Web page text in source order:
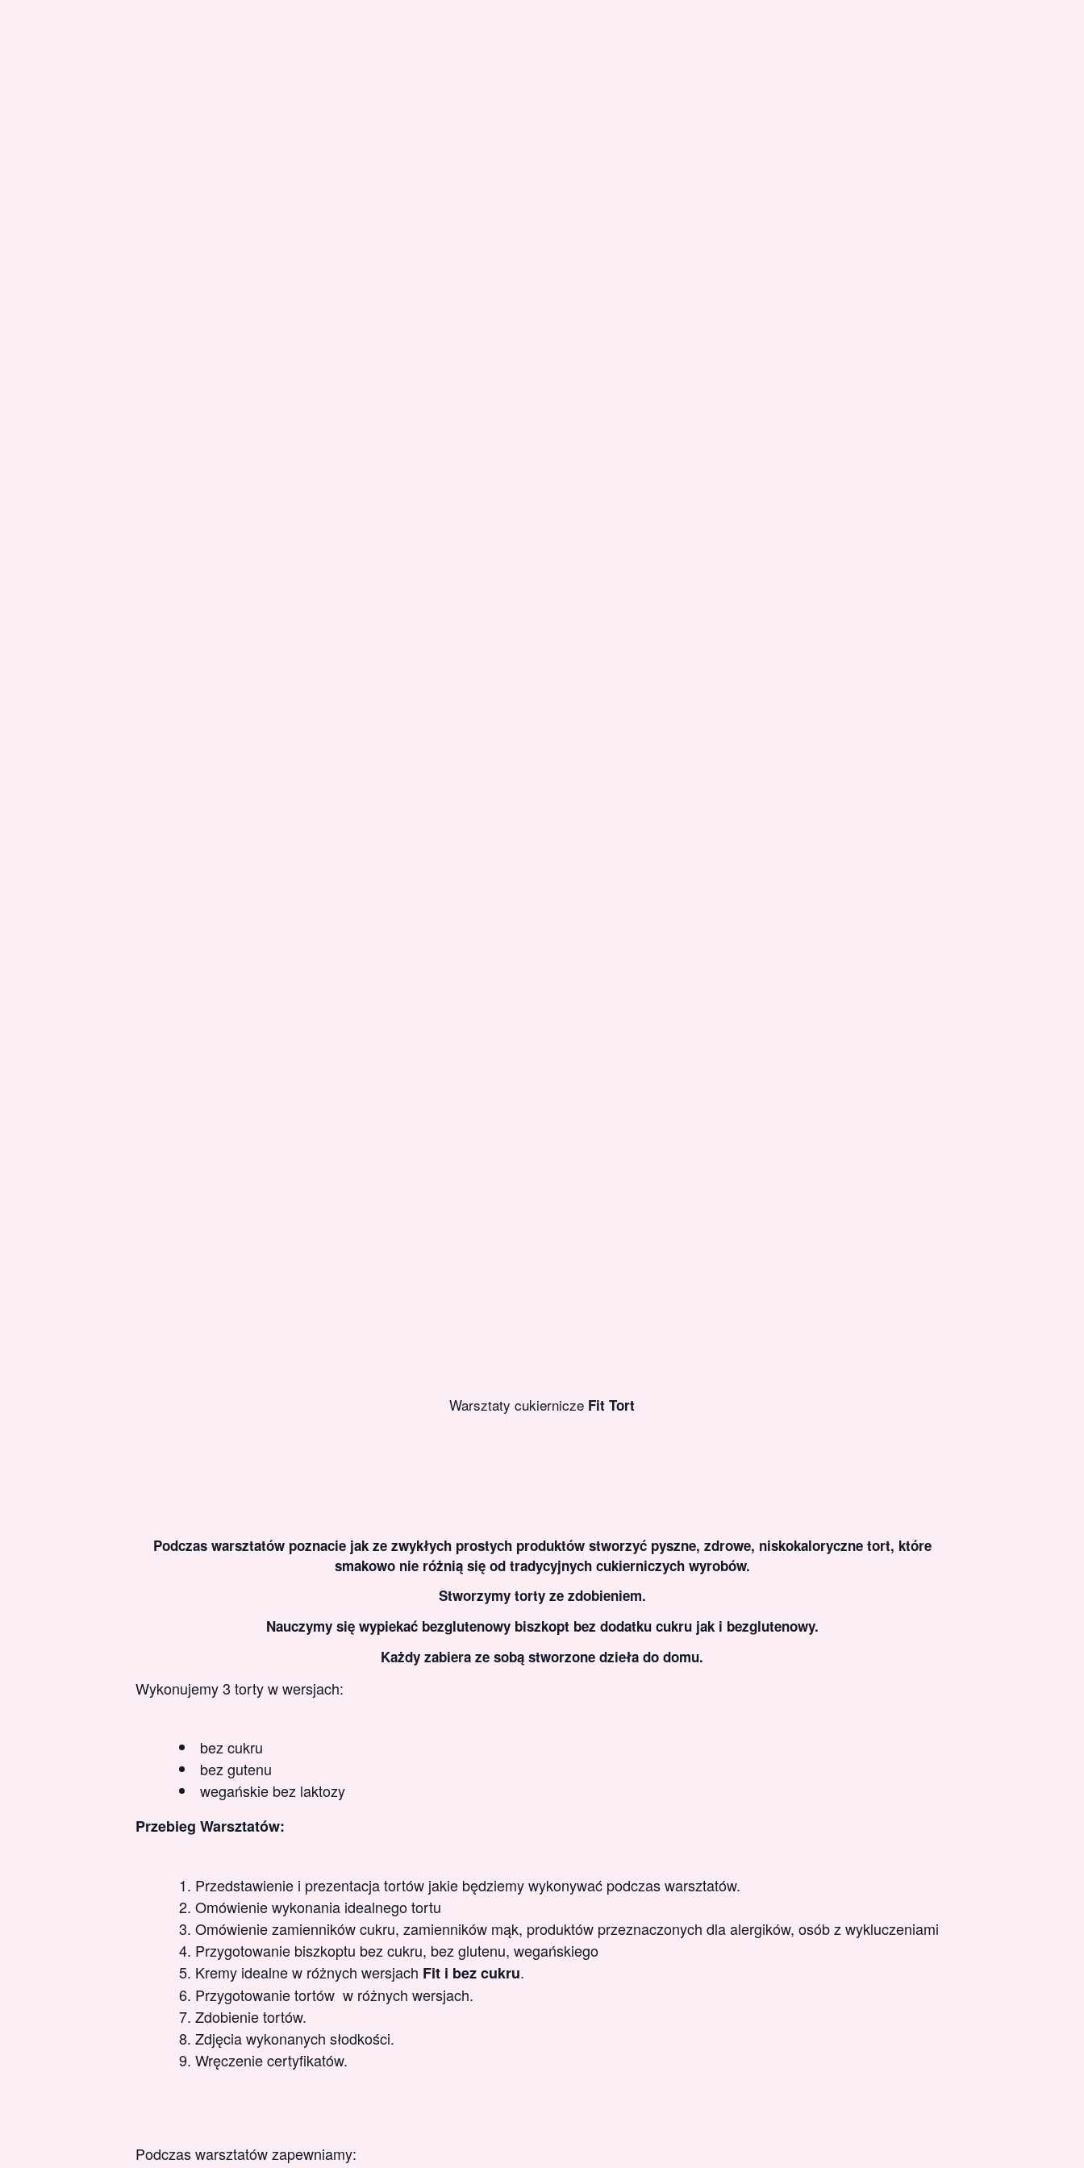
Warsztaty cukiernicze Fit Tort
Podczas warsztatów poznacie jak ze zwykłych prostych produktów stworzyć pyszne, zdrowe, niskokaloryczne tort, które
smakowo nie różnią się od tradycyjnych cukierniczych wyrobów.
Stworzymy torty ze zdobieniem.
Nauczymy się wypiekać bezglutenowy biszkopt bez dodatku cukru jak i bezglutenowy.
Każdy zabiera ze sobą stworzone dzieła do domu.
Wykonujemy 3 torty w wersjach:
bez cukru
bez gutenu
wegańskie bez laktozy
Przebieg Warsztatów:
Przedstawienie i prezentacja tortów jakie będziemy wykonywać podczas warsztatów.
Omówienie wykonania idealnego tortu
Omówienie zamienników cukru, zamienników mąk, produktów przeznaczonych dla alergików, osób z wykluczeniami
Przygotowanie biszkoptu bez cukru, bez glutenu, wegańskiego
Kremy idealne w różnych wersjach Fit i bez cukru.
Przygotowanie tortów w różnych wersjach.
Zdobienie tortów.
Zdjęcia wykonanych słodkości.
Wręczenie certyfikatów.
Podczas warsztatów zapewniamy: